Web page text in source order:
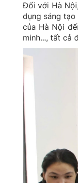
Đối với Hà
dụng sáng
của Hà Nội
minh..., tất cả